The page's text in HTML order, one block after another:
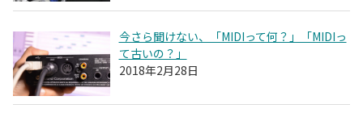
今さら聞けない、「MIDIって何？」「MIDIっ
て古いの？」
2018年2月28日